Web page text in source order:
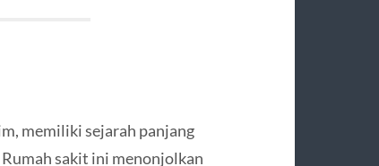
memiliki sejarah panjang
sakit ini menonjolkan